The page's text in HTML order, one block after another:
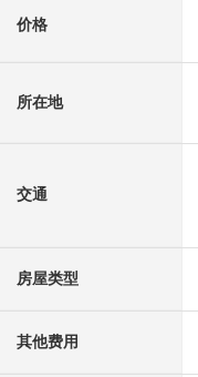
价格
所在地
交通
房屋类型
其他费用